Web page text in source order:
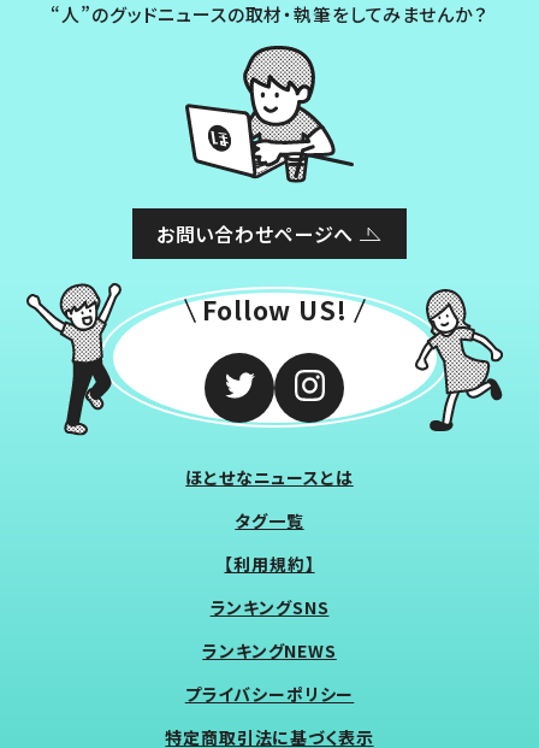
“人”のグッドニュースの取材・執筆をしてみませんか？
お問い合わせページへ
Follow US!
ほとせなニュースとは
タグ一覧
【利用規約】
ランキングSNS
ランキングNEWS
プライバシーポリシー
特定商取引法に基づく表示